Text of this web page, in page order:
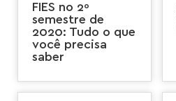
FIES no 2º
semestre de
2020: Tudo o que
você precisa
saber